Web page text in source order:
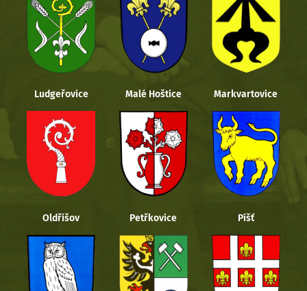
Ludgeřovice Malé Hoštice Markvartovice
Oldřišov Petřkovice Píšť